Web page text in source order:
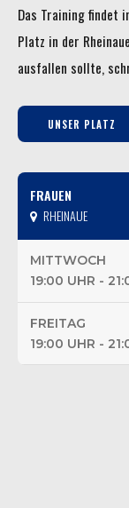
Das Training findet
Platz in der
ausfallen sollte,
UNSER PLATZ
FRAUEN
RHEINAUE
MITTWOCH
19:00 UHR -
FREITAG
19:00 UHR -